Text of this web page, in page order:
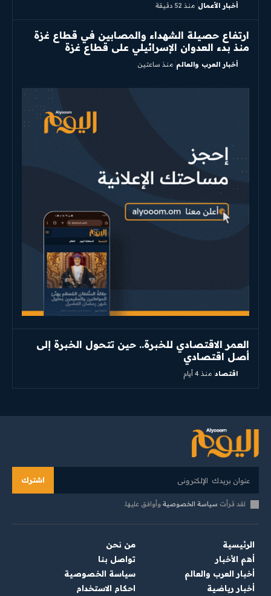
أخبار الأعمال منذ 52 دقيقة
ارتفاع حصيلة الشهداء والمصابين في قطاع غزة
منذ بدء العدوان الإسرائيلي على قطاع غزة
أخبار العرب والعالم منذ ساعتين
العمر الاقتصادي للخبرة.. حين تتحول الخبرة إلى
أصل اقتصادي
اقتصاد منذ 4 أيام
اشترك
لقد قرأت سياسة الخصوصية وأوافق عليها.
الرئيسية
أهم الأخبار
أخبار العرب والعالم
أخبار رياضية
من نحن
تواصل بنا
سياسة الخصوصية
احكام الاستخدام